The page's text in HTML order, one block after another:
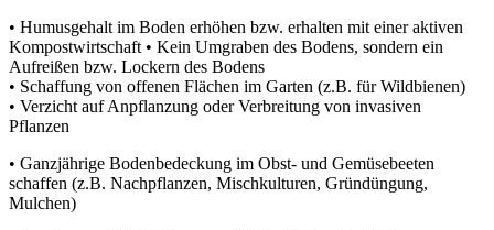
• Humusgehalt im Boden erhöhen bzw. erhalten mit einer aktiven
Kompostwirtschaft • Kein Umgraben des Bodens, sondern ein
Aufreißen bzw. Lockern des Bodens
• Schaffung von offenen Flächen im Garten (z.B. für Wildbienen)
• Verzicht auf Anpflanzung oder Verbreitung von invasiven
Pflanzen
• Ganzjährige Bodenbedeckung im Obst- und Gemüsebeeten
schaffen (z.B. Nachpflanzen, Mischkulturen, Gründüngung,
Mulchen)